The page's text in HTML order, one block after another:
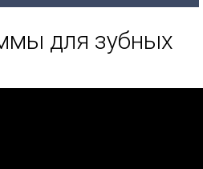
для зубных